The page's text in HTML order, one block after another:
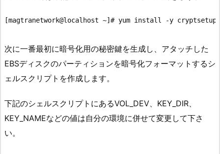
次に一番最初に暗号化用の秘密鍵を生成し、アタッチした
EBSディスクのパーティションを暗号化フォーマットするシ
ェルスクリプトを作成します。
下記のシェルスクリプトにあるVOL_DEV、KEY_DIR、
KEY_NAMEなどの値は自分の環境に併せて変更して下さ
い。